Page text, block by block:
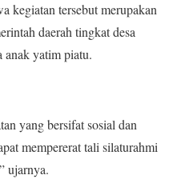
kegiatan tersebut merupakan
daerah tingkat desa
anak yatim piatu.
yang bersifat sosial dan
mempererat tali silaturahmi
ujarnya.